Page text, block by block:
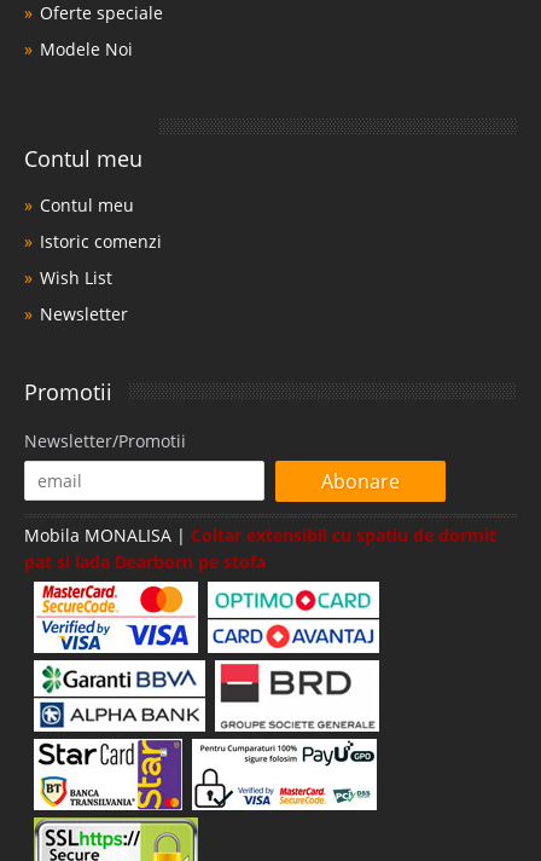
Oferte speciale
Modele Noi
Contul meu
Contul meu
Istoric comenzi
Wish List
Newsletter
Promotii
Newsletter/Promotii
Abonare
Mobila MONALISA | Coltar extensibil cu spatiu de dormit
pat si lada Dearborn pe stofa